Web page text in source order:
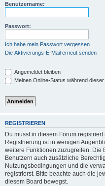
Benutzername:
Passwort:
Ich habe mein Passwort vergessen
Die Aktivierungs-E-Mail erneut senden
Angemeldet bleiben
Meinen Online-Status während
REGISTRIEREN
Du musst in diesem Forum
Registrierung ist in wenigen
weitere Funktionen zuzugreifen. Die
Benutzern auch zusätzliche
Nutzungsbedingungen und die
registrierst. Bitte beachte auch die
diesem Board bewegst.